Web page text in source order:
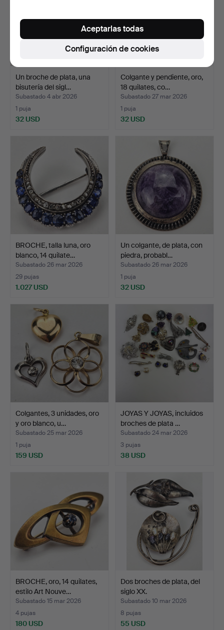
Un broche de plata, una
bisutería del sigl…
Subastado 4 abr 2026
1 puja
32 USD
Colgante y pendiente, oro,
18 quilates, co…
Subastado 27 mar 2026
1 puja
32 USD
BROCHE, talla luna, oro
blanco, 14 quilate…
Subastado 26 mar 2026
29 pujas
1.027 USD
Un colgante, de plata, con
piedra, probabl…
Subastado 26 mar 2026
1 puja
32 USD
Colgantes, 3 unidades, oro
y oro blanco, u…
Subastado 25 mar 2026
1 puja
159 USD
JOYAS Y JOYAS, incluidos
broches de plata …
Subastado 24 mar 2026
3 pujas
38 USD
BROCHE, oro, 14 quilates,
estilo Art Nouve…
Subastado 15 mar 2026
4 pujas
180 USD
Dos broches de plata, del
siglo XX.
Subastado 10 mar 2026
8 pujas
55 USD
Configuración de cookies
Aceptarlas todas